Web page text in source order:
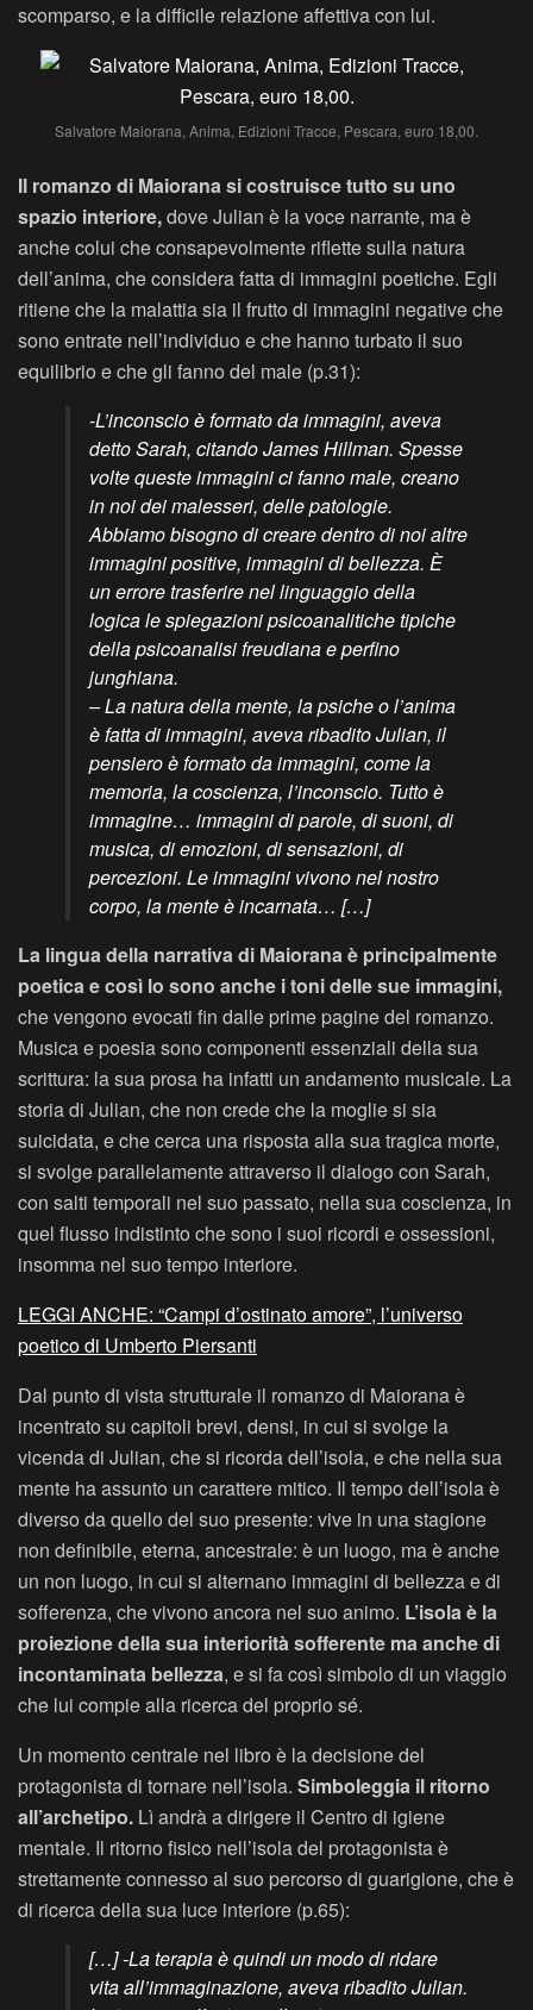
scomparso, e la difficile relazione affettiva con lui.
Salvatore Maiorana, Anima, Edizioni Tracce, Pescara, euro 18,00.
Il romanzo di Maiorana si costruisce tutto su uno
spazio interiore,dove Julian è la voce narrante, ma è
anche colui che consapevolmente riflette sulla natura
dell’anima, che considera fatta di immagini poetiche. Egli
ritiene che la malattia sia il frutto di immagini negative che
sono entrate nell’individuo e che hanno turbato il suo
equilibrio e che gli fanno del male (p.31):
-L’inconscio è formato da immagini, aveva
detto Sarah, citando James Hillman. Spesse
volte queste immagini ci fanno male, creano
in noi dei malesseri, delle patologie.
Abbiamo bisogno di creare dentro di noi altre
immagini positive, immagini di bellezza. È
un errore trasferire nel linguaggio della
logica le spiegazioni psicoanalitiche tipiche
della psicoanalisi freudiana e perfino
junghiana.
– La natura della mente, la psiche o l’anima
è fatta di immagini, aveva ribadito Julian, il
pensiero è formato da immagini, come la
memoria, la coscienza, l’inconscio. Tutto è
immagine… immagini di parole, di suoni, di
musica, di emozioni, di sensazioni, di
percezioni. Le immagini vivono nel nostro
corpo, la mente è incarnata… […]
La lingua della narrativa di Maiorana è principalmente
poetica e così lo sono anche i toni delle sue immagini,
che vengono evocati fin dalle prime pagine del romanzo.
Musica e poesia sono componenti essenziali della sua
scrittura: la sua prosa ha infatti un andamento musicale. La
storia di Julian, che non crede che la moglie si sia
suicidata, e che cerca una risposta alla sua tragica morte,
si svolge parallelamente attraverso il dialogo con Sarah,
con salti temporali nel suo passato, nella sua coscienza, in
quel flusso indistinto che sono i suoi ricordi e ossessioni,
insomma nel suo tempo interiore.
LEGGI ANCHE: “Campi d’ostinato amore”, l’universo
poetico di Umberto Piersanti
Dal punto di vista strutturale il romanzo di Maiorana è
incentrato su capitoli brevi, densi, in cui si svolge la
vicenda di Julian, che si ricorda dell’isola, e che nella sua
mente ha assunto un carattere mitico. Il tempo dell’isola è
diverso da quello del suo presente: vive in una stagione
non definibile, eterna, ancestrale: è un luogo, ma è anche
un non luogo, in cui si alternano immagini di bellezza e di
sofferenza, che vivono ancora nel suo animo. L’isola è la
proiezione della sua interiorità sofferente ma anche di
incontaminata bellezza, e si fa così simbolo di un viaggio
che lui compie alla ricerca del proprio sé.
Un momento centrale nel libro è la decisione del
protagonista di tornare nell’isola. Simboleggia il ritorno
all’archetipo. Lì andrà a dirigere il Centro di igiene
mentale. Il ritorno fisico nell’isola del protagonista è
strettamente connesso al suo percorso di guarigione, che è
di ricerca della sua luce interiore (p.65):
[…] -La terapia è quindi un modo di ridare
vita all’immaginazione, aveva ribadito Julian.